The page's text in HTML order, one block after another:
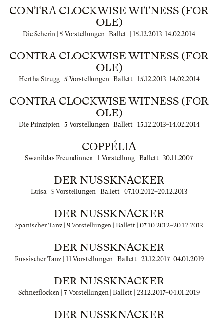
CONTRA CLOCKWISE WITNESS (FOR
OLE)
Die Seherin | 5 Vorstellungen | Ballett | 15.12.2013–14.02.2014
CONTRA CLOCKWISE WITNESS (FOR
OLE)
Hertha Strugg | 5 Vorstellungen | Ballett | 15.12.2013–14.02.2014
CONTRA CLOCKWISE WITNESS (FOR
OLE)
Die Prinzipien | 5 Vorstellungen | Ballett | 15.12.2013–14.02.2014
COPPÉLIA
Swanildas Freundinnen | 1 Vorstellung | Ballett | 30.11.2007
DER NUSSKNACKER
Luisa | 9 Vorstellungen | Ballett | 07.10.2012–20.12.2013
DER NUSSKNACKER
Spanischer Tanz | 9 Vorstellungen | Ballett | 07.10.2012–20.12.2013
DER NUSSKNACKER
Russischer Tanz | 11 Vorstellungen | Ballett | 23.12.2017–04.01.2019
DER NUSSKNACKER
Schneeflocken | 7 Vorstellungen | Ballett | 23.12.2017–04.01.2019
DER NUSSKNACKER